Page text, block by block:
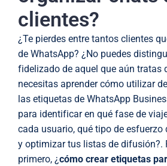
clientes?
¿Te pierdes entre tantos clientes
de WhatsApp? ¿No puedes
fidelizado de aquel que aún tratas
necesitas aprender cómo utilizar
las etiquetas de WhatsApp
para identificar en qué fase de
cada usuario, qué tipo de
y optimizar tus listas de difusión?.
primero, ¿cómo crear etiquetas